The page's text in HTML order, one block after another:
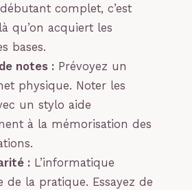
complet, c’est
qu’on acquiert les
bases.
notes : Prévoyez un
physique. Noter les
un stylo aide
à la mémorisation des
: L’informatique
de la pratique. Essayez de